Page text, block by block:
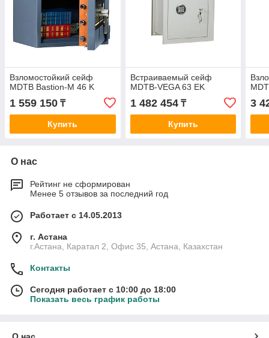
Взломостойкий сейф
MDTB Bastion-M 46 K
1 559 150 ₸
Купить
Встраиваемый сейф
MDTB-VEGA 63 EK
1 482 454₸
Купить
3
О нас
Рейтинг не сформирован
Менее 5 отзывов за последний год
Работает с 14.05.2013
г. Астана
г.Астана, Каратал 2, Офис 35, Астана, Казахстан
Контакты
Сегодня работает с 10:00 до 18:00
Показать весь график работы